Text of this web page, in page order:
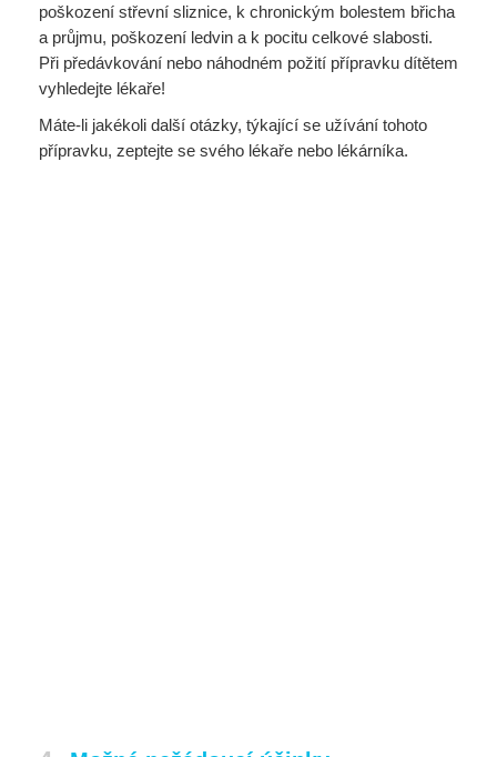
poškození střevní sliznice, k chronickým bolestem břicha
a průjmu, poškození ledvin a k pocitu celkové slabosti.
Při předávkování nebo náhodném požití přípravku dítětem
vyhledejte lékaře!
Máte-li jakékoli další otázky, týkající se užívání tohoto
přípravku, zeptejte se svého lékaře nebo lékárníka.